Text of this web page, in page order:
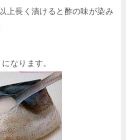
上長く漬けると酢の味が染み
なります。